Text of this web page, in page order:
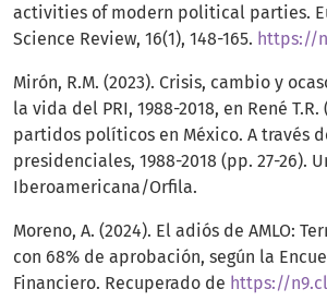
activities of modern political parties.
Science Review, 16(1), 148-165. https://
Mirón, R.M. (2023). Crisis, cambio y
la vida del PRI, 1988-2018, en René T.R.
partidos políticos en México. A través
presidenciales, 1988-2018 (pp. 27-26).
Iberoamericana/Orfila.
Moreno, A. (2024). El adiós de AMLO:
con 68% de aprobación, según la
Financiero. Recuperado de https://